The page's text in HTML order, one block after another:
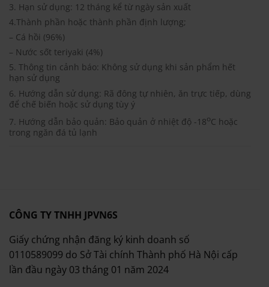
3. Hạn sử dụng: 12 tháng kể từ ngày sản xuất
4.Thành phần hoặc thành phần định lượng;
– Cá hồi (96%)
– Nước sốt teriyaki (4%)
5. Thông tin cảnh báo: Không sử dụng khi sản phẩm hết
hạn sử dụng
6. Hướng dẫn sử dụng: Rã đông tự nhiên, ăn trực tiếp, dùng
để chế biến hoặc sử dụng tùy ý
7. Hướng dẫn bảo quản: Bảo quản ở nhiệt độ -18oC hoặc
trong ngăn đá tủ lạnh
CÔNG TY TNHH JPVN6S
Giấy chứng nhận đăng ký kinh doanh số
0110589099 do Sở Tài chính Thành phố Hà Nội cấp
lần đầu ngày 03 tháng 01 năm 2024